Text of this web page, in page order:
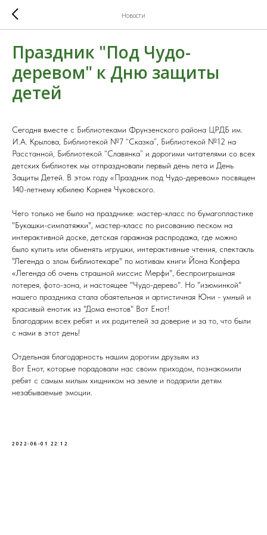
Новости
Праздник "Под Чудо-
деревом" к Дню защиты
детей
Сегодня вместе с Библиотеками Фрунзенского района ЦРДБ им.
И.А. Крылова Библиотекой №7 “Сказка” Библиотекой №12 на
Расстанной Библиотекой “Славянка” и дорогими читателями со всех
детских библиотек мы отпраздновали первый день лета и День
Защиты Детей. В этом году «Праздник под Чудо-деревом» посвящен
140-летнему юбилею Корнея Чуковского.
Чего только не было на празднике: мастер-класс по бумагопластике
"Букашки-симпатяжки", мастер-класс по рисованию песком на
интерактивной доске, детская гаражная распродажа, где можно
было купить или обменять игрушки, интерактивные чтения, спектакль
"Легенда о злом библиотекаре" по мотивам книги Йона Колфера
«Легенда об очень страшной миссис Мерфи", беспроигрышная
лотерея, фото-зона, и настоящее "Чудо-дерево". Но "изюминкой"
нашего праздника стала обаятельная и артистичная Юни - умный и
красивый енотик из "Дома енотов" Вот Енот!
Благодарим всех ребят и их родителей за доверие и за то, что были
с нами в этот день!
Отдельная благодарность нашим дорогим друзьям из
Вот Енот, которые порадовали нас своим приходом, познакомили
ребят с самым милым хищником на земле и подарили детям
незабываемые эмоции.
2022-06-01 22:12